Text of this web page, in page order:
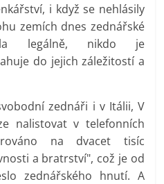
i když se nehlásily
zemích dnes zednářské
legálně, nikdo je
do jejich záležitostí a
zednáři i v Itálii, V
nalistovat v telefonních
na dvacet tisíc
a bratrství", což je od
zednářského hnutí. A